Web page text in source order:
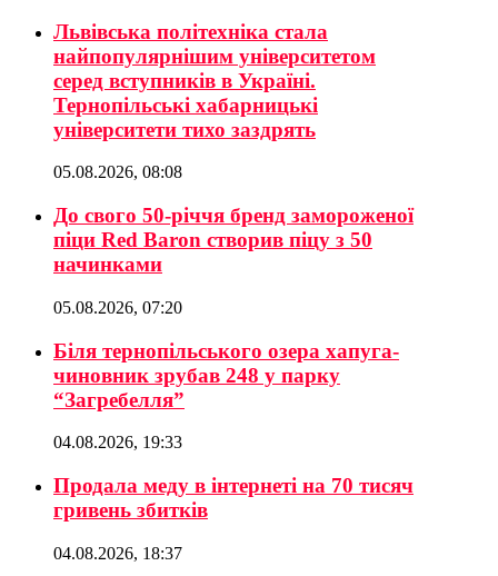
Львівська політехніка стала
найпопулярнішим університетом
серед вступників в Україні.
Тернопільські хабарницькі
університети тихо заздрять
05.08.2026, 08:08
До свого 50-річчя бренд замороженої
піци Red Baron створив піцу з 50
начинками
05.08.2026, 07:20
Біля тернопільського озера хапуга-
чиновник зрубав 248 у парку
“Загребелля”
04.08.2026, 19:33
Продала меду в інтернеті на 70 тисяч
гривень збитків
04.08.2026, 18:37